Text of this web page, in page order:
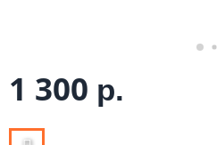
1 300 р.